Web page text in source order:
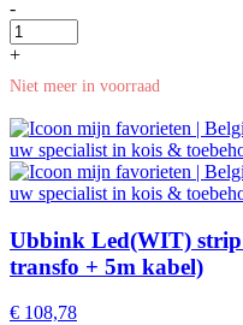
-
+
Niet meer in voorraad
Ubbink Led(WIT)
transfo + 5m kabel)
€ 108,78